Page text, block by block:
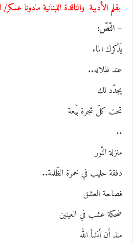
الأديبة والناقدة اللبنانية مادونا عسكر/ لبنان
النّصّ:
الماء
ظلاله..
لك
كلّ شجرة بَيْعة
النّور
حليب في خمرة الظّلمة..
العشق
عشب في العينين
أن أنشأ الله